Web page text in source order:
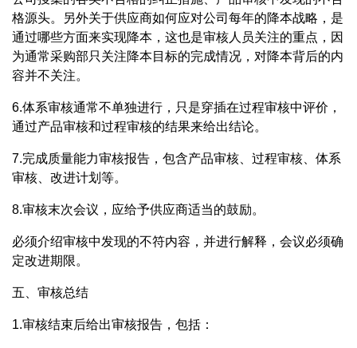
格源头。另外关于供应商如何应对公司每年的降本战略，是
通过哪些方面来实现降本，这也是审核人员关注的重点，因
为通常采购部只关注降本目标的完成情况，对降本背后的内
容并不关注。
6.体系审核通常不单独进行，只是穿插在过程审核中评价，
通过产品审核和过程审核的结果来给出结论。
7.完成质量能力审核报告，包含产品审核、过程审核、体系
审核、改进计划等。
8.审核末次会议，应给予供应商适当的鼓励。
必须介绍审核中发现的不符内容，并进行解释，会议必须确
定改进期限。
五、审核总结
1.审核结束后给出审核报告，包括：